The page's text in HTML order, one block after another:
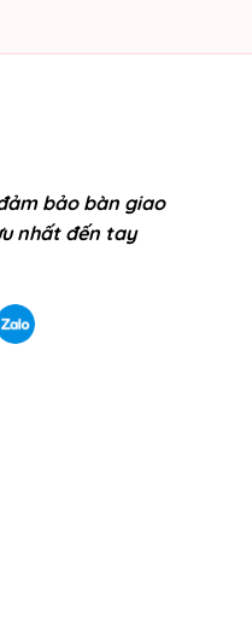
bảo bàn giao
nhất đến tay